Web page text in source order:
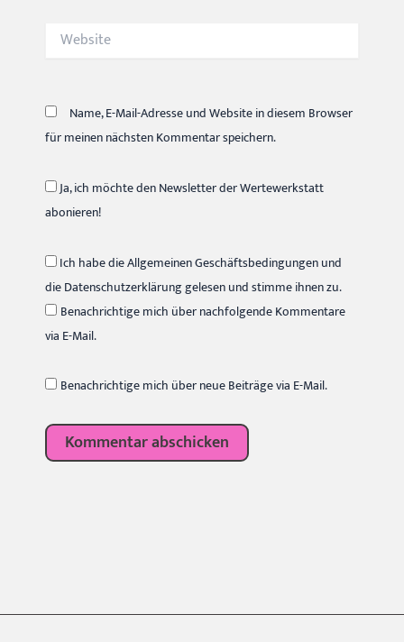
Website
Name, E-Mail-Adresse und Website in diesem Browser
für meinen nächsten Kommentar speichern.
Ja, ich möchte den Newsletter der Wertewerkstatt
abonieren!
Ich habe die Allgemeinen Geschäftsbedingungen und
die Datenschutzerklärung gelesen und stimme ihnen zu.
Benachrichtige mich über nachfolgende Kommentare
via E-Mail.
Benachrichtige mich über neue Beiträge via E-Mail.